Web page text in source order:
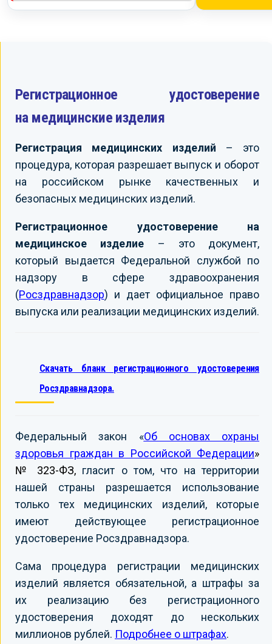
Регистрационное удостоверение
на медицинские изделия
Регистрация медицинских изделий – это
процедура, которая разрешает выпуск и оборот
на российском рынке качественных и
безопасных медицинских изделий.
Регистрационное удостоверение на
медицинское изделие – это документ,
который выдается Федеральной службой по
надзору в сфере здравоохранения
(Росздравнадзор) и дает официальное право
выпуска или реализации медицинских изделий.
Скачать бланк регистрационного удостоверения
Росздравнадзора.
Федеральный закон «Об основах охраны
здоровья граждан в Российской Федерации»
№ 323-ФЗ, гласит о том, что на территории
нашей страны разрешается использование
только тех медицинских изделий, которые
имеют действующее регистрационное
удостоверение Росздравнадзора.
Сама процедура регистрации медицинских
изделий является обязательной, а штрафы за
их реализацию без регистрационного
удостоверения доходят до нескольких
миллионов рублей. Подробнее о штрафах.